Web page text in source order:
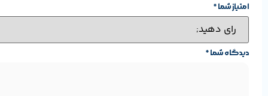
(3)|description^null”]
شرکت سازنده گرافیک :
مدل گرافیک :
امتیاز شما*
دیدگاه شما*